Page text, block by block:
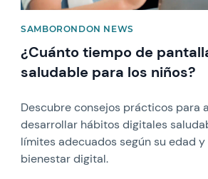
SAMBORONDON NEWS
¿Cuánto tiempo de
saludable para los niños?
Descubre consejos prácticos para
desarrollar hábitos digitales
límites adecuados según su edad
bienestar digital.